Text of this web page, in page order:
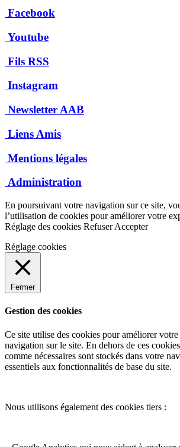
Facebook
Youtube
Fils RSS
Instagram
Newsletter AAB
Liens Amis
Mentions légales
Administration
En poursuivant votre navigation sur ce site,
l’utilisation de cookies pour améliorer votre
Réglage des cookies Refuser Accepter
Réglage cookies
Fermer
Gestion des cookies
Ce site utilise des cookies pour améliorer
navigation sur le site. En dehors de ces
comme nécessaires sont stockés dans votre
essentiels aux fonctionnalités de base du site.
Nous utilisons également des cookies tiers :